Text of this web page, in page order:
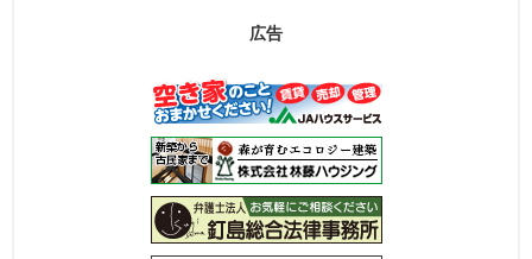
広告